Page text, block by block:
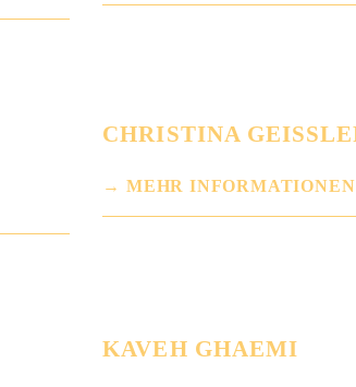
CHRISTINA GEISSLER
MEHR INFORMATIONEN
KAVEH GHAEMI